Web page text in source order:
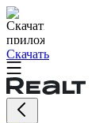
Скачать